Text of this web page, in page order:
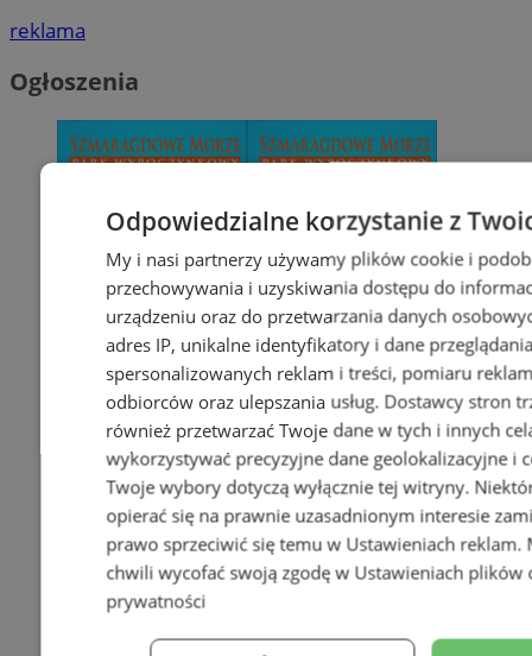
reklama
Ogłoszenia
Odpowiedzialne korzystanie z
My i nasi partnerzy używamy plików cookie i
przechowywania i uzyskiwania dostępu do
urządzeniu oraz do przetwarzania danych
adres IP, unikalne identyfikatory i dane
spersonalizowanych reklam i treści, pomiaru
odbiorców oraz ulepszania usług. Dostawcy stron
również przetwarzać Twoje dane w tych i innych
wykorzystywać precyzyjne dane geolokalizacyjne i
Twoje wybory dotyczą wyłącznie tej witryny.
opierać się na prawnie uzasadnionym interesie
prawo sprzeciwić się temu w Ustawieniach reklam.
chwili wycofać swoją zgodę w Ustawieniach plików
prywatności